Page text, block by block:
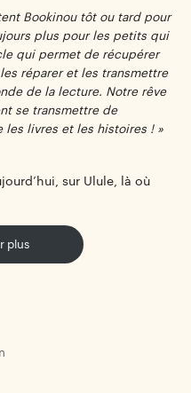
Bookinou tôt ou tard pour
plus pour les petits qui
qui permet de récupérer
réparer et les transmettre
de la lecture. Notre rêve
se transmettre de
les livres et les histoires ! »
sur Ulule, là où
plus